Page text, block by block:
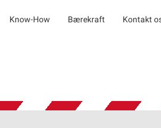
Know-How Bærekraft Kontakt